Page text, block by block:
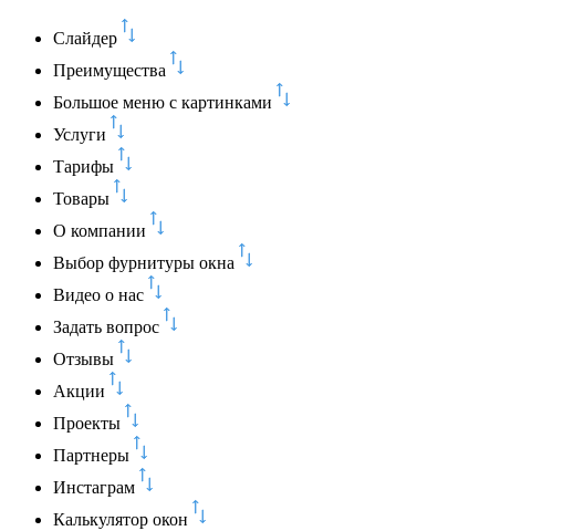
Слайдер
Преимущества
Большое меню с картинками
Услуги
Тарифы
Товары
О компании
Выбор фурнитуры окна
Видео о нас
Задать вопрос
Отзывы
Акции
Проекты
Партнеры
Инстаграм
Калькулятор окон